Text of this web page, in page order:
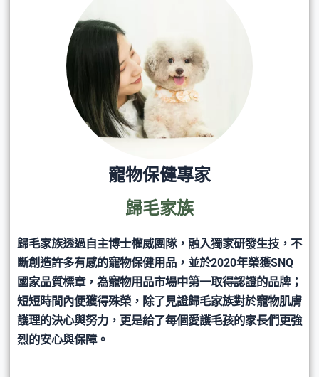
寵物保健專家
歸毛家族
歸毛家族透過自主博士權威團隊，融入獨家研發生技，不
斷創造許多有感的寵物保健用品，並於2020年榮獲SNQ
國家品質標章，為寵物用品市場中第一取得認證的品牌；
短短時間內便獲得殊榮，除了見證歸毛家族對於寵物肌膚
護理的決心與努力，更是給了每個愛護毛孩的家長們更強
烈的安心與保障。